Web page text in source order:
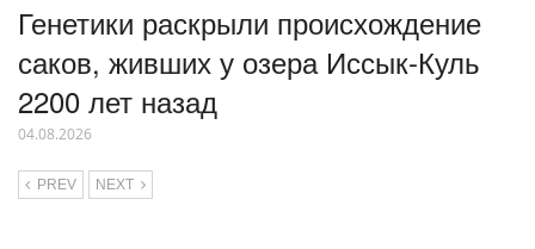
Генетики раскрыли происхождение
саков, живших у озера Иссык-Куль
2200 лет назад
04.08.2026
PREV NEXT